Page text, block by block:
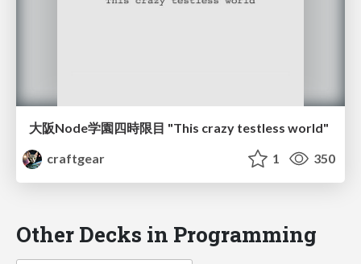
大阪Node学園四時限目 "This crazy testless world"
craftgear
1 350
Other Decks in Programming